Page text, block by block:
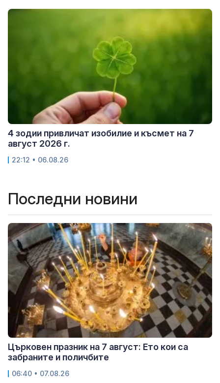
4 зодии привличат изобилие и късмет на 7
август 2026 г.
22:12 • 06.08.26
Последни новини
Църковен празник на 7 август: Ето кои са
забраните и поличбите
06:40 • 07.08.26